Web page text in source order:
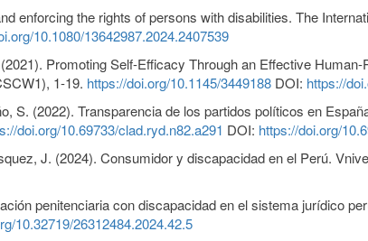
enforcing the rights of persons with disabilities. The
10.1080/13642987.2024.2407539
Promoting Self-Efficacy Through an Effective
1-19. https://doi.org/10.1145/3449188 DOI: https://
S. (2022). Transparencia de los partidos políticos en
doi.org/10.69733/clad.ryd.n82.a291 DOI: https://doi.org/
J. (2024). Consumidor y discapacidad en el Perú.
penitenciaria con discapacidad en el sistema jurídico
10.32719/26312484.2024.42.5